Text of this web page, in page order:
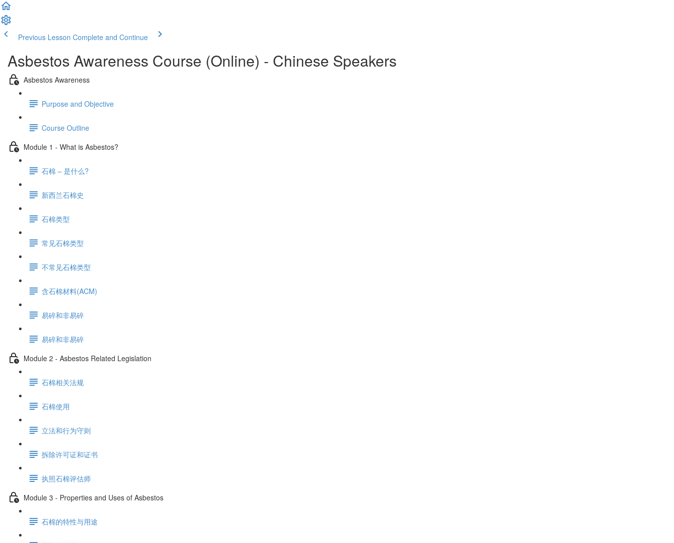
Previous Lesson Complete and Continue
Asbestos Awareness Course (Online) - Chinese Speakers
Asbestos Awareness
Purpose and Objective
Course Outline
Module 1 - What is Asbestos?
石棉 – 是什么?
新西兰石棉史
石棉类型
常见石棉类型
不常见石棉类型
含石棉材料(ACM)
易碎和非易碎
易碎和非易碎
Module 2 - Asbestos Related Legislation
石棉相关法规
石棉使用
立法和行为守则
拆除许可证和证书
执照石棉评估师
Module 3 - Properties and Uses of Asbestos
石棉的特性与用途